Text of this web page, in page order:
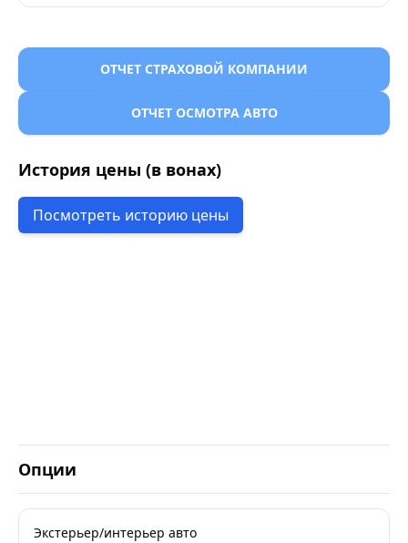
ОТЧЕТ СТРАХОВОЙ КОМПАНИИ
ОТЧЕТ ОСМОТРА АВТО
История цены (в вонах)
Посмотреть историю цены
Опции
Экстерьер/интерьер авто